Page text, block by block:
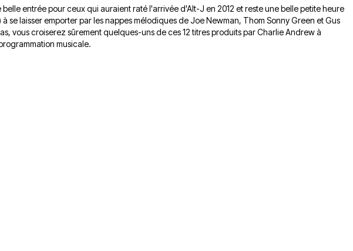
entrée pour ceux qui auraient raté l'arrivée d'Alt-J en 2012 et reste une belle petite heure
à se laisser emporter par les nappes mélodiques de Joe Newman, Thom Sonny Green et Gus
vous croiserez sûrement quelques-uns de ces 12 titres produits par Charlie Andrew à
musicale.